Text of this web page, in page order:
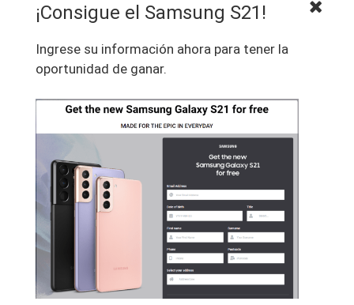
¡Consigue el Samsung S21!
Ingrese su información ahora para tener la
oportunidad de ganar.